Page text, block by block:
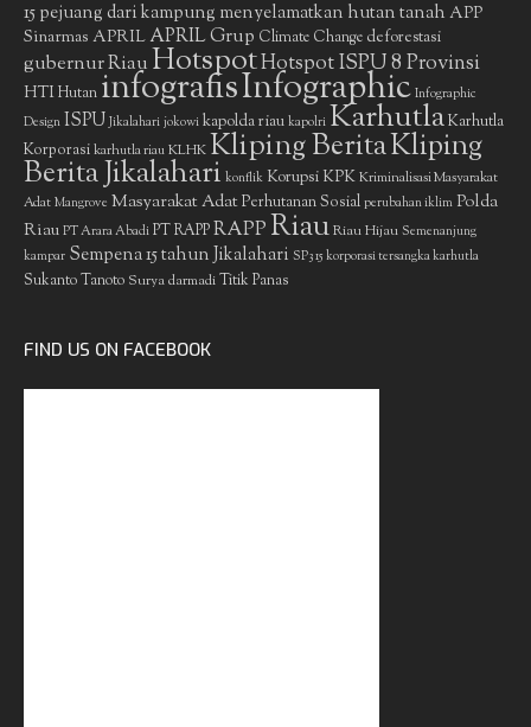
15 pejuang dari kampung menyelamatkan hutan tanah APP
Sinarmas APRIL APRIL Grup Climate Change deforestasi
gubernur RiauHotspotHotspot ISPU 8 Provinsi
HTIHutan infografisInfographic Infographic
Design ISPU Jikalahari jokowi kapolda riau kapolri KarhutlaKarhutla
Korporasikarhutla riauKLHKKliping BeritaKliping
Berita Jikalahari konflik Korupsi KPKKriminalisasi Masyarakat
Adat Mangrove Masyarakat AdatPerhutanan Sosial perubahan iklim Polda
Riau PT Arara Abadi PT RAPPRAPPRiauRiau Hijau Semenanjung
kampar Sempena 15 tahun Jikalahari SP3 15 korporasi tersangka karhutla
Sukanto Tanoto Surya darmadiTitik Panas
FIND US ON FACEBOOK